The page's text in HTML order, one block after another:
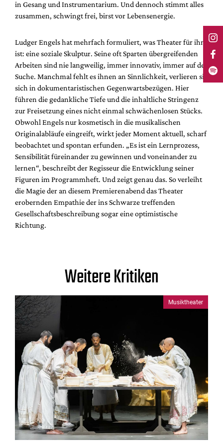
in Gesang und Instrumentarium. Und dennoch stimmt alles
zusammen, schwingt frei, birst vor Lebensenergie.
Ludger Engels hat mehrfach formuliert, was Theater für ihn
ist: eine soziale Skulptur. Seine oft Sparten übergreifenden
Arbeiten sind nie langweilig, immer innovativ, immer auf der
Suche. Manchmal fehlt es ihnen an Sinnlichkeit, verlieren sie
sich in dokumentaristischen Gegenwartsbezügen. Hier
führen die gedankliche Tiefe und die inhaltliche Stringenz
zur Freisetzung eines nicht einmal schwächenlosen Stücks.
Obwohl Engels nur kosmetisch in die musikalischen
Originalabläufe eingreift, wirkt jeder Moment aktuell, scharf
beobachtet und spontan erfunden. „Es ist ein Lernprozess,
Sensibilität füreinander zu gewinnen und voneinander zu
lernen“, beschreibt der Regisseur die Entwicklung seiner
Figuren im Programmheft. Und zeigt genau das. So verleiht
die Magie der an diesem Premierenabend das Theater
erobernden Empathie der ins Schwarze treffenden
Gesellschaftsbeschreibung sogar eine optimistische
Richtung.
Weitere Kritiken
Musiktheater